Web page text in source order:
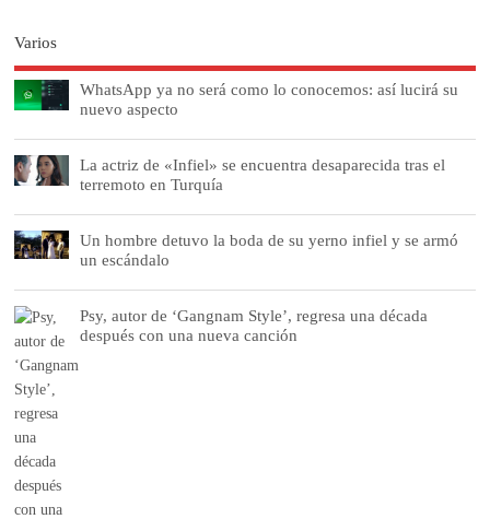
Varios
WhatsApp ya no será como lo conocemos: así lucirá su
nuevo aspecto
La actriz de «Infiel» se encuentra desaparecida tras el
terremoto en Turquía
Un hombre detuvo la boda de su yerno infiel y se armó
un escándalo
Psy, autor de ‘Gangnam Style’, regresa una década
después con una nueva canción